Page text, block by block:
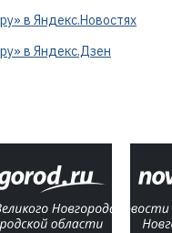
в Яндекс.Новостях
в Яндекс.Дзен